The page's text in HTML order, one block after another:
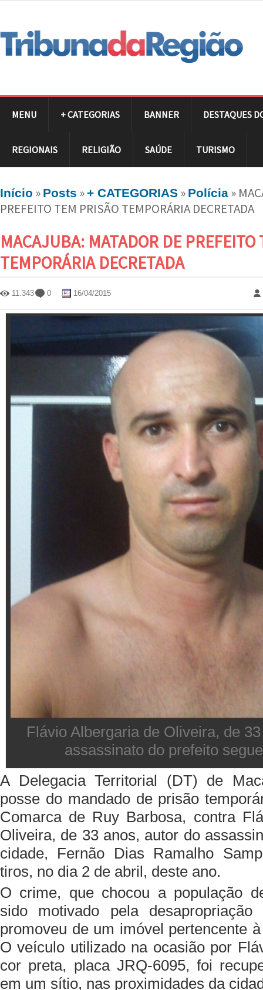
MENU + CATEGORIAS BANNER DESTAQUES
REGIONAIS RELIGIÃO SAÚDE TURISMO
Início » Posts »+ CATEGORIAS » Polícia »
PREFEITO TEM PRISÃO TEMPORÁRIA DECRETADA
MACAJUBA: MATADOR DE PREFEITO
TEMPORÁRIA DECRETADA
11.343 0 16/04/2015
Flávio Albergaria de Oliveira, de
assassinato do prefeito
A Delegacia Territorial (DT) de
posse do mandado de prisão
Comarca de Ruy Barbosa, contra
Oliveira, de 33 anos, autor do
cidade, Fernão Dias Ramalho
tiros, no dia 2 de abril, deste ano.
O crime, que chocou a população
sido motivado pela
promoveu de um imóvel pertencente
O veículo utilizado na ocasião por
cor preta, placa JRQ-6095, foi
em um sítio, nas proximidades da